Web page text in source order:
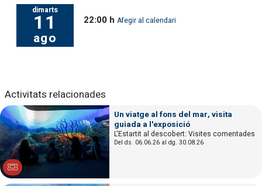
dimarts
11
ago
22:00 h Afegir al calendari
Activitats relacionades
Un viatge al fons del mar, visita
guiada a l'exposició
L'Estartit al descobert: Visites comentades
Del ds. 06.06.26al dg. 30.08.26